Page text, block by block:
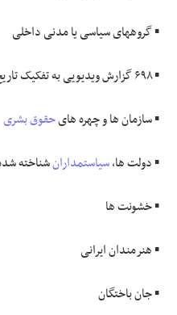
▪️ گروههای سیاسی یا مدنی داخلی
▪️ ۶۹۸ گزارش ویدیویی به تفکیک تاریخ
▪️ سازمان ها و چهره هایحقوق بشری
▪️ دولت ها،سیاستمدارانشناخته
▪️ خشونت ها
▪️ هنرمندان ایرانی
▪️ جان باختگان